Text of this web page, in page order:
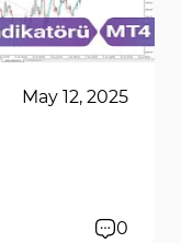
May 12, 2025
0